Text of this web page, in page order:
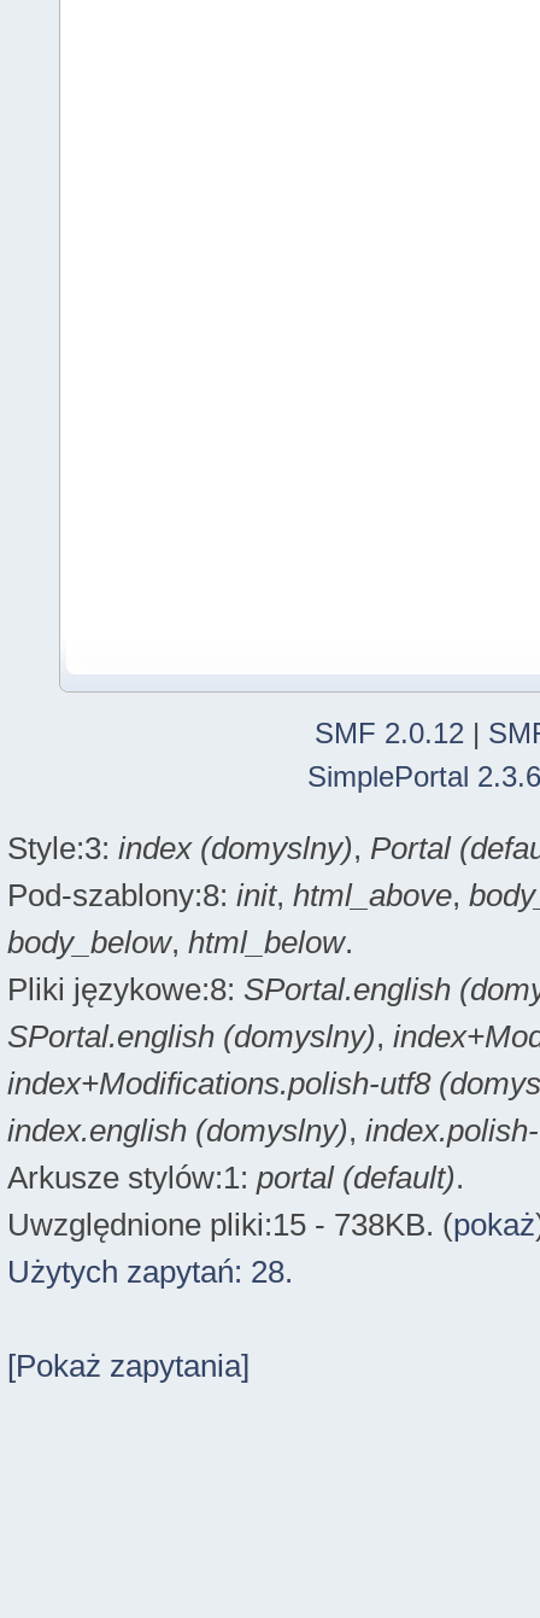
SMF 2.0.12 |
SimplePortal
Style:3: index (domyslny), Portal
Pod-szablony:8: init, html_above,
body_below, html_below.
Pliki językowe:8: SPortal.english
SPortal.english (domyslny),
index+Modifications.polish-utf8
index.english (domyslny),
Arkusze stylów:1: portal (default).
Uwzględnione pliki:15 - 738KB. (pokaż
Użytych zapytań: 28.
[Pokaż zapytania]